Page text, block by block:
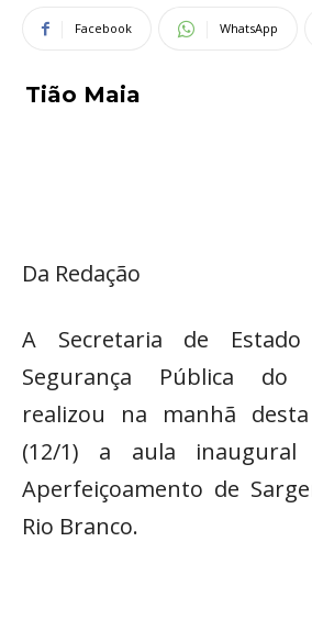
Facebook WhatsApp
Tião Maia
Da Redação
A Secretaria de
Segurança Pública do
realizou na manhã
(12/1) a aula
Aperfeiçoamento de
Rio Branco.